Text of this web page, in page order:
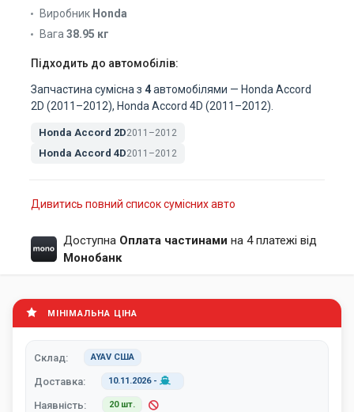
Виробник Honda
Вага 38.95 кг
Підходить до автомобілів:
Запчастина сумісна з 4автомобілями — Honda Accord
2D (2011–2012), Honda Accord 4D (2011–2012).
Honda Accord 2D2011–2012
Honda Accord 4D2011–2012
Дивитись повний список сумісних авто
Доступна Оплата частинами на 4 платежі від
Монобанк
МІНІМАЛЬНА ЦІНА
Склад: AYAV США
Доставка: 10.11.2026-
Наявність: 20 шт.